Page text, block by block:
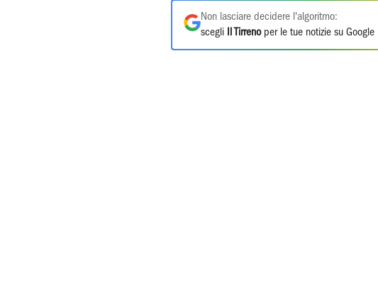
Non lasciare decidere l'algoritmo:
scegli
Il Tirrenoper le tue notizie su Google